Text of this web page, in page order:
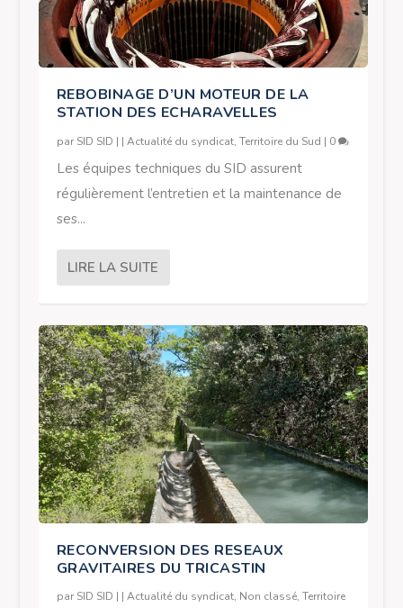
REBOBINAGE D’UN MOTEUR DE LA
STATION DES ECHARAVELLES
parSID SID | | Actualité du syndicat, Territoire du Sud | 0
Les équipes techniques du SID assurent
régulièrement l’entretien et la maintenance de
ses...
LIRE LA SUITE
RECONVERSION DES RESEAUX
GRAVITAIRES DU TRICASTIN
parSID SID | | Actualité du syndicat, Non classé, Territoire